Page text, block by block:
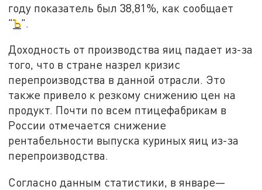
году показатель был 38,81%, как сообщает
"Ъ".
Доходность от производства яиц падает из-за
того, что в стране назрел кризис
перепроизводства в данной отрасли. Это
также привело к резкому снижению цен на
продукт. Почти по всем птицефабрикам в
России отмечается снижение
рентабельности выпуска куриных яиц из-за
перепроизводства.
Согласно данным статистики, в январе—